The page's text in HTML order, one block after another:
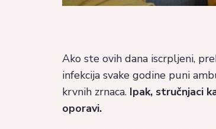
Ako ste ovih dana iscrpljeni,
infekcija svake godine puni
krvnih zrnaca. Ipak, stručnjaci
oporavi.